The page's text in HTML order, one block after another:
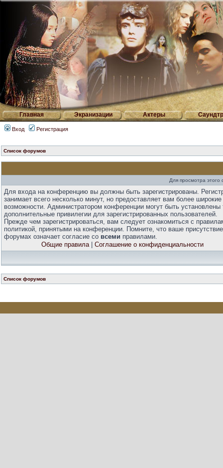
Главная Экранизации Актеры
Вход Регистрация
Список форумов
Для просмотра
Для входа на конференцию вы должны быть зарегистрированы.
занимает всего несколько минут, но предоставляет вам более широкие
возможности. Администратором конференции могут быть установлены
дополнительные привилегии для зарегистрированных пользователей.
Прежде чем зарегистрироваться, вам следует ознакомиться с
политикой, принятыми на конференции. Помните, что ваше
форумах означает согласие со всеми правилами.
Общие правила| Соглашение о конфиденциальности
Список форумов